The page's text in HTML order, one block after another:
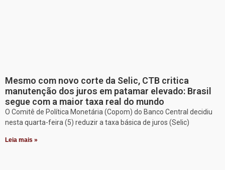
Mesmo com novo corte da Selic, CTB critica
manutenção dos juros em patamar elevado: Brasil
segue com a maior taxa real do mundo
O Comitê de Política Monetária (Copom) do Banco Central decidiu
nesta quarta-feira (5) reduzir a taxa básica de juros (Selic)
Leia mais »